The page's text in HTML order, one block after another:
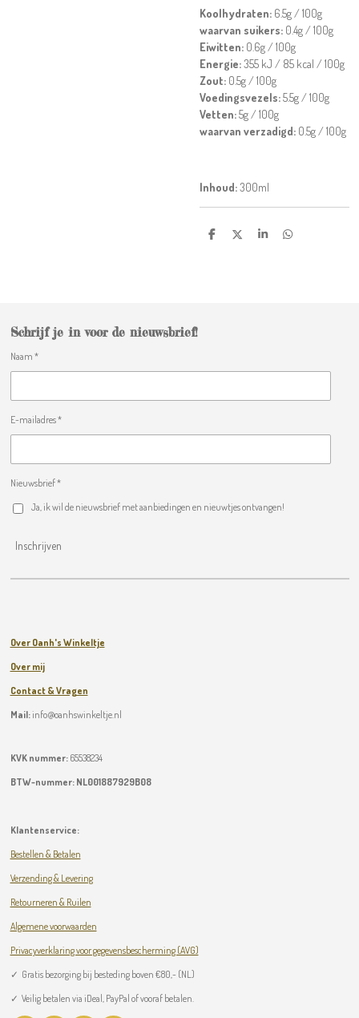
Koolhydraten: 6.5g / 100g
waarvan suikers: 0.4g / 100g
Eiwitten: 0.6g / 100g
Energie:355 kJ / 85 kcal / 100g
Zout: 0.5g / 100g
Voedingsvezels:5.5g / 100g
Vetten:5g / 100g
waarvan verzadigd: 0.5g / 100g
Inhoud:300ml
D
D
S
D
Schrijf je in voor de nieuwsbrief!
Naam *
E-mailadres *
Nieuwsbrief *
Ja, ik wil de nieuwsbrief met aanbiedingen en nieuwtjes ontvangen!
Inschrijven
Over Oanh's Winkeltje
Over mij
Contact & Vragen
Mail:info@oanhswinkeltje.nl
KVK nummer: 65538234
BTW-nummer: NL001887929B08
Klantenservice:
Bestellen & Betalen
Verzending & Levering
Retourneren & Ruilen
Algemene voorwaarden
Privacyverklaring voor gegevensbescherming (AVG)
✓ Gratis bezorging bij besteding boven €80,- (NL)
✓ Veilig betalen via iDeal, PayPal of vooraf betalen.